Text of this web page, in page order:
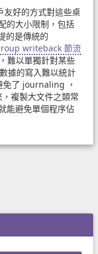
友好的方式對這些桌
的大小限制，包括
的是傳統的
writeback 節流
難以單獨針對某些
據的寫入難以統計
免了 journaling ，
，複製大文件之類常
能避免單個程序佔